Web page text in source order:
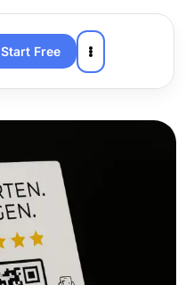
Start Free